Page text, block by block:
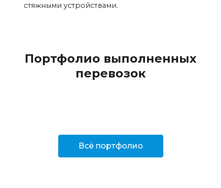
стяжными устройствами.
Портфолио выполненных
перевозок
Всё портфолио